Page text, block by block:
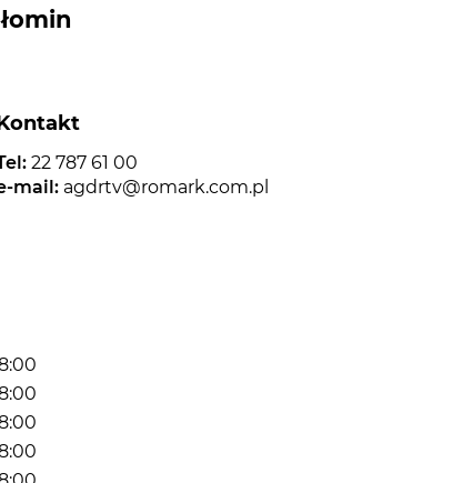
22 787 61 00
mail: agdrtv@romark.com.pl